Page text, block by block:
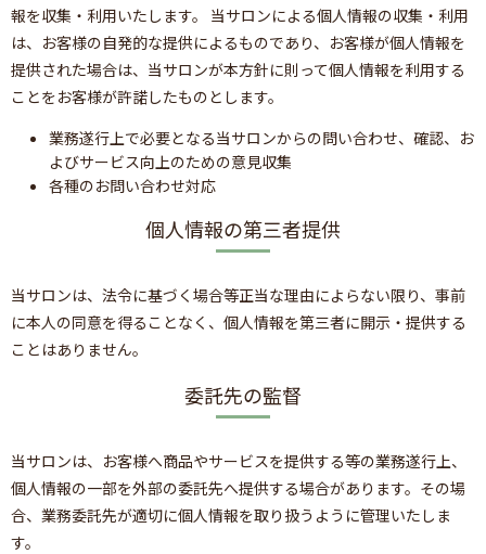
報を収集・利用いたします。 当サロンによる個人情報の収集・利用
は、お客様の自発的な提供によるものであり、お客様が個人情報を
提供された場合は、当サロンが本方針に則って個人情報を利用する
ことをお客様が許諾したものとします。
業務遂行上で必要となる当サロンからの問い合わせ、確認、お
よびサービス向上のための意見収集
各種のお問い合わせ対応
個人情報の第三者提供
当サロンは、法令に基づく場合等正当な理由によらない限り、事前
に本人の同意を得ることなく、個人情報を第三者に開示・提供する
ことはありません。
委託先の監督
当サロンは、お客様へ商品やサービスを提供する等の業務遂行上、
個人情報の一部を外部の委託先へ提供する場合があります。その場
合、業務委託先が適切に個人情報を取り扱うように管理いたしま
す。